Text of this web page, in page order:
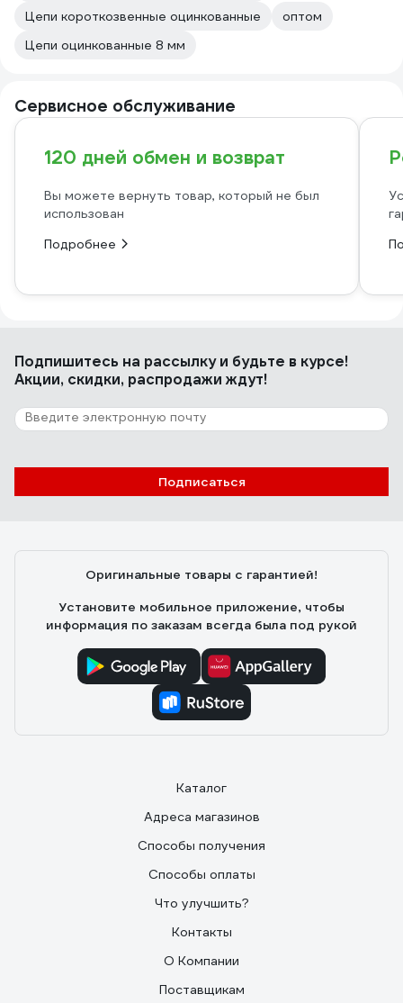
Цепи короткозвенные оцинкованные
оптом
Цепи оцинкованные 8 мм
Сервисное обслуживание
120 дней обмен и возврат
Вы можете вернуть товар, который не был
использован
Подробнее
Подпишитесь на рассылкуи будьте в курсе!
Акции, скидки, распродажи ждут!
Подписаться
Оригинальные товары с гарантией!
Установите мобильное приложение, чтобы
информация по заказам всегда была под рукой
Каталог
Адреса магазинов
Способы получения
Способы оплаты
Что улучшить?
Контакты
О Компании
Поставщикам